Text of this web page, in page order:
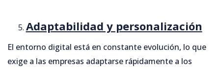
Adaptabilidad y personalización
El entorno digital está en constante evolución, lo que
exige a las empresas adaptarse rápidamente a los